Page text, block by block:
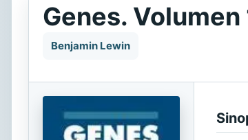
Genes. Volumen
Benjamin Lewin